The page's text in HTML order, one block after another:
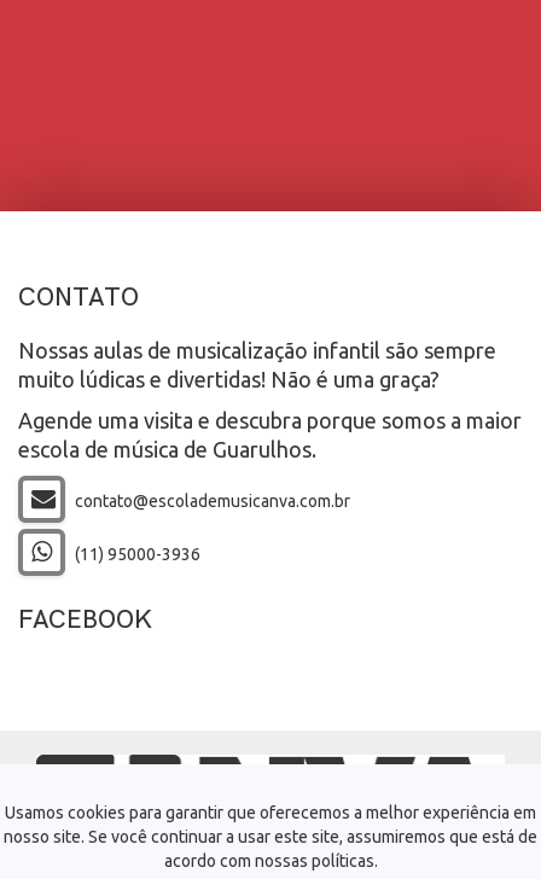
CONTATO
Nossas aulas de musicalização infantil são sempre
muito lúdicas e divertidas! Não é uma graça?
Agende uma visita e descubra porque somos a maior
escola de música de Guarulhos.
contato@escolademusicanva.com.br
(11) 95000-3936
FACEBOOK
Usamos cookies para garantir que oferecemos a melhor experiência em
nosso site. Se você continuar a usar este site, assumiremos que está de
acordo com nossas políticas.